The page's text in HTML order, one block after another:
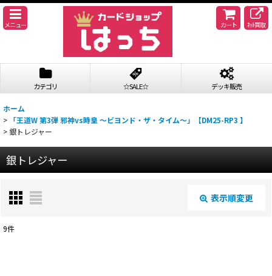
メニュー カート ﾈｯﾄ買取
カテゴリ ☆SALE☆ デッキ販売
ホーム
> 「王道W 第3弾 邪神vs時皇 〜ビヨンド・ザ・タイム〜」【DM25-RP3 】
> 銀トレジャー
銀トレジャー
表示順変更
閉じる
9件